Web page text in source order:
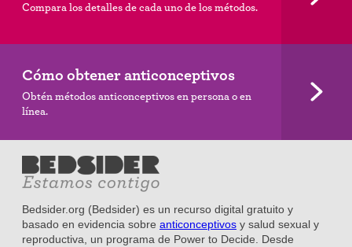
Compara los detalles de cada uno de los métodos.
Cómo obtener anticonceptivos
Obtén métodos anticonceptivos en persona o en
línea.
Bedsider.org (Bedsider) es un recurso digital gratuito y
basado en evidencia sobre anticonceptivos y salud sexual y
reproductiva, un programa de Power to Decide. Desde